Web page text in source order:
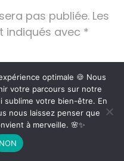
pas publiée. Les
indiqués avec *
optimale 🍪 Nous
votre parcours sur notre
sublime votre bien-être. En
nous laissez penser que
à merveille. 🌸✨
NON